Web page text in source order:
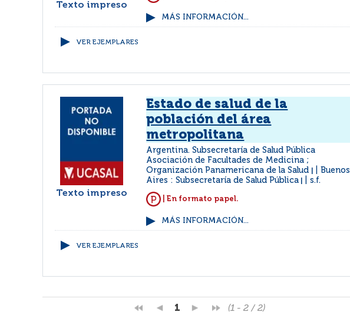
Texto impreso
MÁS INFORMACIÓN...
VER EJEMPLARES
Texto impreso
Estado de salud de la
población del área
metropolitana
Argentina. Subsecretaría de Salud Pública
Asociación de Facultades de Medicina ;
Organización Panamericana de la Salud
Buenos
Aires : Subsecretaría de Salud Pública
s.f.
| En formato papel.
MÁS INFORMACIÓN...
VER EJEMPLARES
1 (1 - 2 / 2)